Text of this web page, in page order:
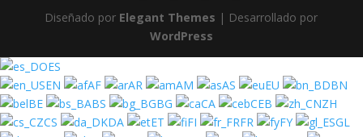
Diseñado por Elegant Themes | Desarrollado por
WordPress
ES
EN
AF AR AM AS EU
BN
BE
BS BG CA CEB
ZH
CS
DA ET FI FR FY
GL